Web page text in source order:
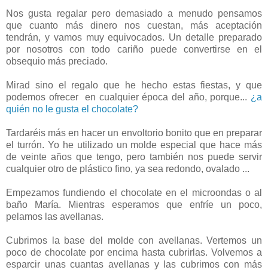
Nos gusta regalar pero demasiado a menudo pensamos
que cuanto más dinero nos cuestan, más aceptación
tendrán, y vamos muy equivocados. Un detalle preparado
por nosotros con todo cariño puede convertirse en el
obsequio más preciado.
Mirad sino el regalo que he hecho estas fiestas, y que
podemos ofrecer en cualquier época del año, porque... ¿a
quién no le gusta el chocolate?
Tardaréis más en hacer un envoltorio bonito que en preparar
el turrón. Yo he utilizado un molde especial que hace más
de veinte años que tengo, pero también nos puede servir
cualquier otro de plástico fino, ya sea redondo, ovalado ...
Empezamos fundiendo el chocolate en el microondas o al
baño María. Mientras esperamos que enfríe un poco,
pelamos las avellanas.
Cubrimos la base del molde con avellanas. Vertemos un
poco de chocolate por encima hasta cubrirlas. Volvemos a
esparcir unas cuantas avellanas y las cubrimos con más